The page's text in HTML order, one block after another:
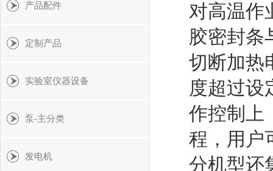
对高温作
胶密封条
切断加热
度超过设
作控制上
程，用户
分机型还
产品配件
定制产品
实验室仪器设备
泵-主分类
发电机